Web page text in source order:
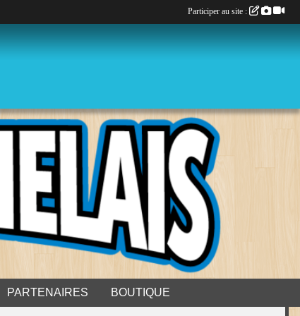
PARTENAIRES BOUTIQUE
Participer au site :